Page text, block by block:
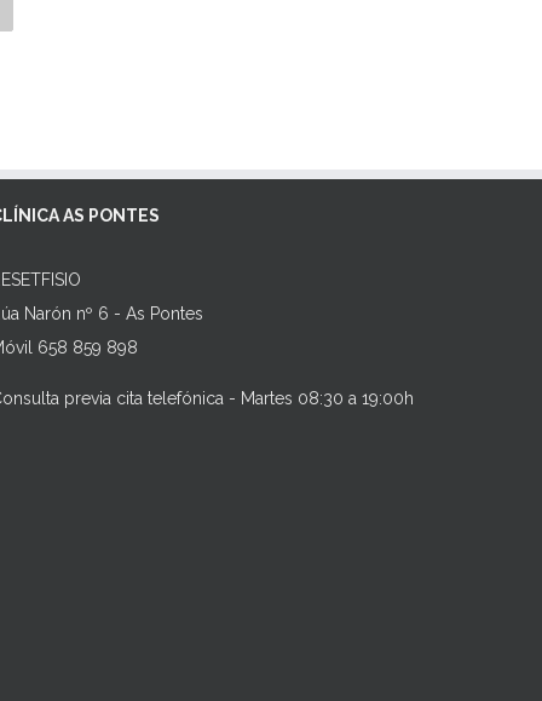
AS PONTES
Narón nº 6 - As Pontes
658 859 898
previa cita telefónica - Martes 08:30 a 19:00h